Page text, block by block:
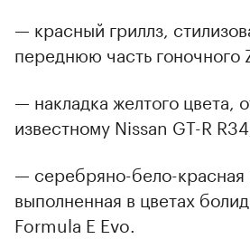
— красный гриллз,
переднюю часть гоночного
— накладка желтого цвета,
известному Nissan GT-R
— серебряно-бело-красная
выполненная в цветах
Formula E Evo.